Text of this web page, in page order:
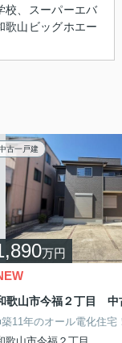
校、スーパーエバ
歌山ビッグホエー
古一戸建
万円
歌山市今福２丁目 中
11年のオール電化住宅